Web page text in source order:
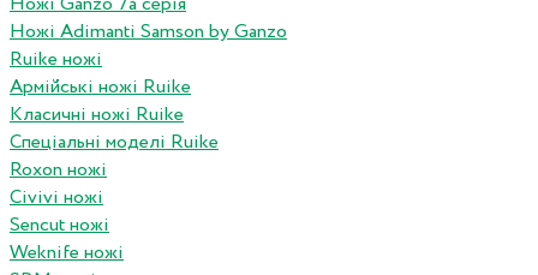
Ножі Adimanti Samson by Ganzo
Ruike ножі
Армійські ножі Ruike
Класичні ножі Ruike
Спеціальні моделі Ruike
Roxon ножi
Civivi ножі
Sencut ножі
Weknife ножі